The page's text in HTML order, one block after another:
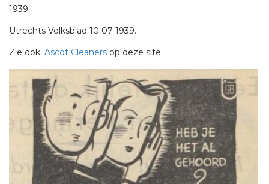
1939.
Utrechts Volksblad 10 07 1939.
Zie ook: Ascot Cleaners op deze site